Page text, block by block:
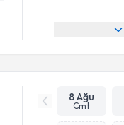
8 Ağu
Cmt